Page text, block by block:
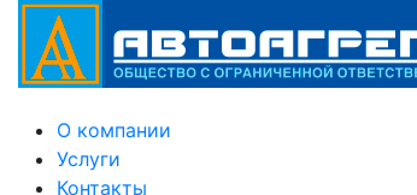
О компании
Услуги
Контакты